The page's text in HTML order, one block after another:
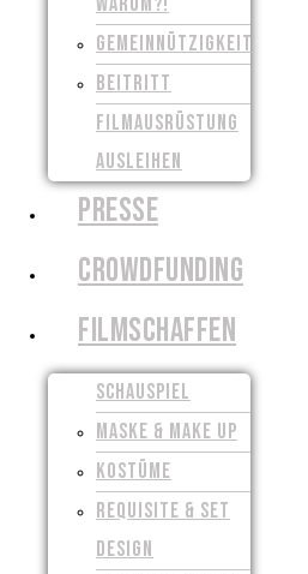
GEMEINNÜTZIGKEIT
BEITRITT
FILMAUSRÜSTUNG
AUSLEIHEN
PRESSE
CROWDFUNDING
FILMSCHAFFEN
SCHAUSPIEL
MASKE & MAKE UP
KOSTÜME
REQUISITE & SET
DESIGN